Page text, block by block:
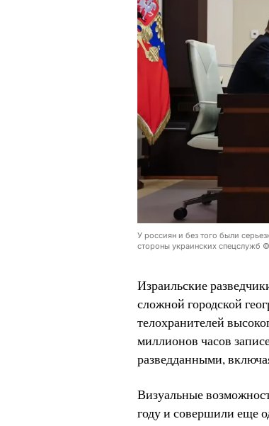
У россиян и без того были
стороны украинских спецслужб
Израильские
сложной городской
телохранителей
миллионов часов
разведданными,
Визуальные
году и совершили еще